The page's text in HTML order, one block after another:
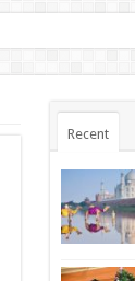
Recent